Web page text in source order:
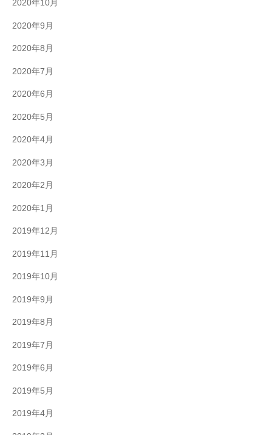
2020年10月
2020年9月
2020年8月
2020年7月
2020年6月
2020年5月
2020年4月
2020年3月
2020年2月
2020年1月
2019年12月
2019年11月
2019年10月
2019年9月
2019年8月
2019年7月
2019年6月
2019年5月
2019年4月